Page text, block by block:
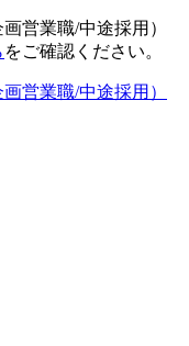
営業職/中途採用）
をご確認ください。
営業職/中途採用）